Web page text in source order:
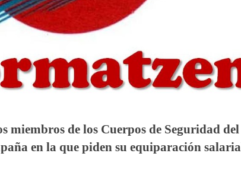
miembros de los Cuerpos de Seguridad
en la que piden su equiparación